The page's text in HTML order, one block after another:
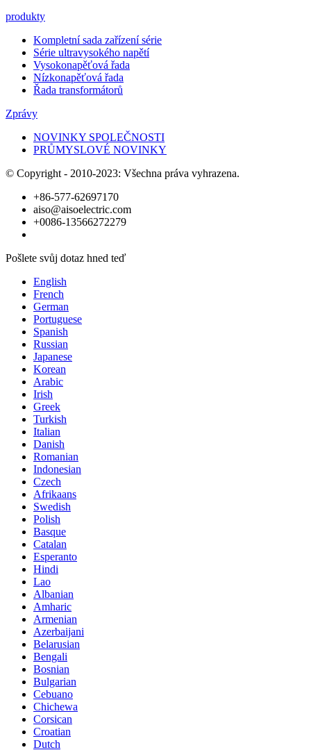
produkty
Kompletní sada zařízení série
Série ultravysokého napětí
Vysokonapěťová řada
Nízkonapěťová řada
Řada transformátorů
Zprávy
NOVINKY SPOLEČNOSTI
PRŮMYSLOVÉ NOVINKY
© Copyright - 2010-2023: Všechna práva vyhrazena.
+86-577-62697170
aiso@aisoelectric.com
+0086-13566272279
Pošlete svůj dotaz hned teď
English
French
German
Portuguese
Spanish
Russian
Japanese
Korean
Arabic
Irish
Greek
Turkish
Italian
Danish
Romanian
Indonesian
Czech
Afrikaans
Swedish
Polish
Basque
Catalan
Esperanto
Hindi
Lao
Albanian
Amharic
Armenian
Azerbaijani
Belarusian
Bengali
Bosnian
Bulgarian
Cebuano
Chichewa
Corsican
Croatian
Dutch